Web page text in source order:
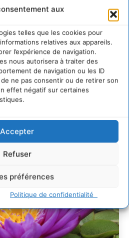
aux
telles que les cookies pour
relatives aux appareils.
l’expérience de navigation.
nous autorisera à traiter des
de navigation ou les ID
ne pas consentir ou de retirer son
effet négatif sur certaines
Accepter
Refuser
préférences
Politique de confidentialité
les freins au
comestibles dans nos
l’éco-lucidité transforme
villes résilientes et durables,
climatique